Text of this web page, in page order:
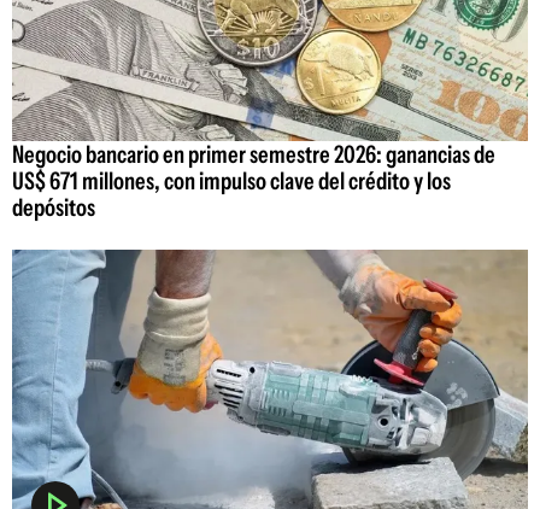
Negocio bancario en primer semestre 2026: ganancias de
US$ 671 millones, con impulso clave del crédito y los
depósitos